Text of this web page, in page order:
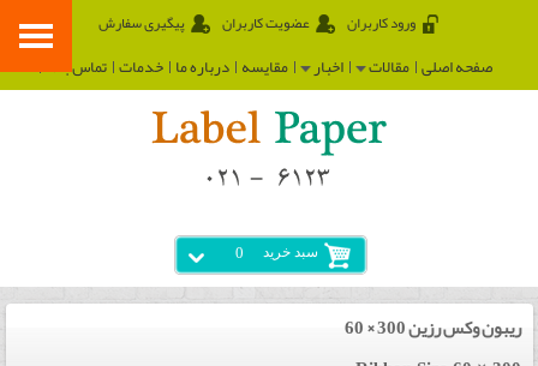
ورود کاربران عضویت کاربران پیگیری سفارش
صفحه اصلی مقالات اخبار مقایسه درباره ما خدمات تماس با ما
سبد خرید 0
ریبون وکس رزین 300 × 60